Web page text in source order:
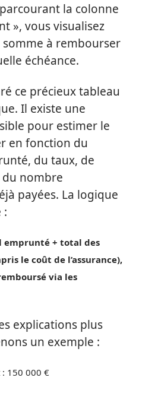
la colonne
», vous visualisez
à rembourser
échéance.
ce précieux tableau
Il existe une
pour estimer le
en fonction du
du taux, de
du nombre
payées. La logique
:
+ total des
le coût de l’assurance),
via les
explications plus
un exemple :
150 000 €